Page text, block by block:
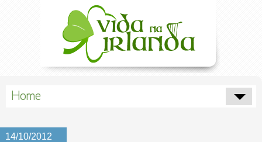
Home
14/10/2012